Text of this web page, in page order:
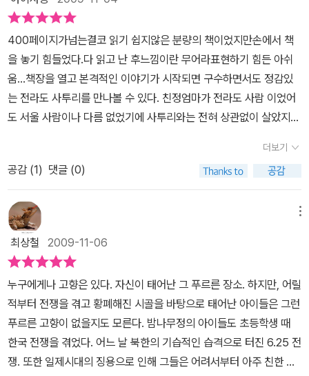
딘지 모르게 가슴한켠에 싸해지는 이야기다부모라는 이름으로 우리
는 과연 아이들에게 부담을 주고 있는것은 아닌지,그것을 왜 더 일찍
깨닫지 못하는것인지,,마음이 아프다,
를 더하였다.간절하게 그리면 이뤄진다는 말처럼 어렵게 아들을 얻은
안골 댁은 기판을 애지중지하며 아들이 활개 치면서 살아갈 날을 고
대하였다. 안골 댁은 아들을 과잉보호해서라도 기판이 일에 끼어들어
그를 좌지우지하며 지내는 일이 많았다. 어머니의 과보호로 더욱 심
약하게 자란 기판은 동네 아이들의 놀림과 핍박을 당하기 일쑤라 안
쓰러움을 더했다. 두복이를 위시한 아이들의 잦은 횡포 아래 스러져
진학하여 공부를 하고 고등학교를 광주로 옮길 때에도 기판의 의사와
는 아랑곳없이 포악스러웠던 엄마가 모든 일을 결정짓고 말았다.지렁
이도 밟으면 꿈틀한다고 늘 두복이에게 당하기만 했던 기판이 폭압으
로 군림하던 이를 물리치고 난 뒤부터 비뚤어진 승리자의 모습으로
탈바꿈하고 말았다. 점점 난폭해져 가는 기판이를 보면서 씻김굿을
벌여 원혼을 달래보기도 하였지만 그 일은 또 다른 화를 불렀다. 기판
이 불가피하게 동네를 떠나 광주로 나가 칠성파에 가담함으로써 참혹
한 죽음으로 종말을 고하고 말았다.공기가 없으면 살 수 없는 것처럼
기판에게 누나는 숨 쉬고 휴식을 취할 수 있는 든든한 보호막 같은 존
재였다. 꿈속에 나타나 이별을 고하는 기판을 보면서 직관적으로 알
아차린 누나는 친정으로 돌아와 대면한 것은 싸늘한 주검이었다. 한
세상 판을 치면서 세상을 호령하며 살기를 바랐던 엄마의 바람과는
다. 왜냐하면 전라도 사투리가 너무 적나라하게 나와서 대부분은 알
겠지만 어른인 나도 어려운 점이 많았던 것이 사실이다. 그럼에도 이
동화책에서 사투리가 빠져버린다면 그건 재미없는 일일 것이다.’밤나
무정’ 이란 마을은 이름도 순박하고 예쁘지만, 정말 이곳에는 우리네
고향 분들 같은 순박한 사람들이 살고 있다. 기판이와 친구들 조차 개
구장이들이긴 하지만, 티없이 솔직한 모습들이다.이야기의 시작은 밤
나무정에 살던 기판이가 타향을 떠돌다가 칼에 맞아 집으로 돌아와서
불쌍하게 죽는 것으로 시작한다. 기판이의 불행한 일생은 어디서 부
터 시작되었는지 독자들에게 궁금증을 잔뜩 안긴채...기판이 아버지
이, 평섭이가 어린시절 산에 나무를하러 가던 이야기며, 병든 노인을
극진히 보살핀 이야기며, 특히 남섭씨의 착한 성품은 노인에게 지극
정성이었다. 그들은 힘도 세고, 기골이 장대하여 동네 일도 척척 해냈
으니, 그런 형제는 착하게 농사짓고 행복하게 인생을 살다가 평안한
노후를 보낼 수 있었을 것이다. 하지만 아내를 잘 만나야 한다고, 남섭
씨의 불행은 어쩌면 아내인 <안골댁>으로 인해 싹튼지 모르겠다. 안
골댁의 욕심으로 형제들과 사이도 나빠지고, 안골댁의 빗나간 자식사
랑으로 기판이는마마보이처럼 자라는 것이다. 안골댁처럼 오늘 날에
도 자식을 자기마음대로 휘두르고 싶어하는 엄마들이 많이 있을 것이
400페이지가넘는결코 읽기 쉽지않은 분량의 책이었지만손에서 책
을 놓기 힘들었다.다 읽고 난 후느낌이란 무어라표현하기 힘든 아쉬
움...책장을 열고 본격적인 이야기가 시작되면 구수하면서도 정감있
는 전라도 사투리를 만나볼 수 있다. 친정엄마가 전라도 사람 이었어
도 서울 사람이나 다름 없었기에 사투리와는 전혀 상관없이 살았지
함이 없다.서울 토박이지만전라도 사투리를 해보라면 그래도 흉내정
도는 낼 수 있고,조금안다고 생각하고 있었지만책 속에선 상당히 고
난위도의 걸쭉한 사투리를 만나볼 수 있다.뚜꺼운 이책을 지루하다는
생각없이 읽어가는데 큰 역할을 하지 않았나 하는 엉뚱한 생각을 해
보았다.밤나무정마을의 어느 밤고향을떠났던 기판이가 피 투성이가
되어 나타나면서 이야기는 시작 되지만,곧바로 이야기는 거슬러 올라
가상당한 지면을 할애하며기판이의 조부모님, 부모님, 형제들, 친구
들,이웃사촌들의 이야기를 들려주는 영안촌 마을로 안내한다.기판이
할아버지가 돌아가시면서부터 과부의 신세로 생계를책임져야 했던
할머니의 고된 하루 하루가 아프게 다가왔고, 생활고에 시달리면서도
오로지 자식의 앞날만을 걱정하는 어머니의 모습은, 그 시절 뿐 아니
라 어느 시절을 막론하고 자식에게 모든 것을 희생하고헌신하는부모
더보기
공감 (1) 댓글 (0)
최상철 2009-11-06
누구에게나 고향은 있다. 자신이 태어난 그 푸르른 장소. 하지만, 어릴
적부터 전쟁을 겪고 황폐해진 시골을 바탕으로 태어난 아이들은 그런
푸르른 고향이 없을지도 모른다. 밤나무정의 아이들도 초등학생 때
한국 전쟁을 겪었다. 어느 날 북한의 기습적인 습격으로 터진 6.25 전
쟁. 또한 일제시대의 징용으로 인해 그들은 어려서부터 아주 친한 가